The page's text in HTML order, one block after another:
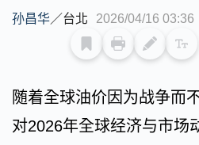
孙昌华／台北 2026/04/16 03:36
随着全球油价因为战争而
对2026年全球经济与市场